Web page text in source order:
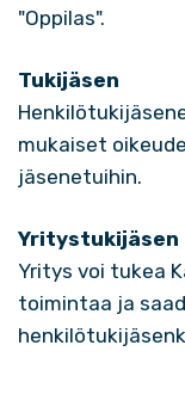
"Oppilas".
Tukijäsen
mukaiset
jäsenetuihin.
Yritystukijäsen
Yritys voi tukea
toimintaa ja